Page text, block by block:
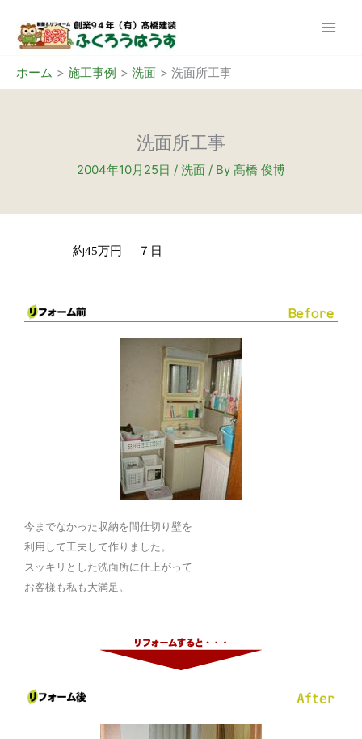
キ
ホーム 施工事例 洗面 洗面所工事
洗面所工事
2004年10月25日 / 洗面 / By 髙橋 俊博
約45万円 ７日
今までなかった収納を間仕切り壁を
利用して工夫して作りました。
スッキリとした洗面所に仕上がって
お客様も私も大満足。